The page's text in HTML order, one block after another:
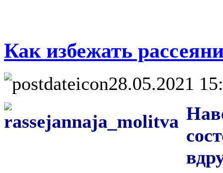
Как избежать
28.05.2021